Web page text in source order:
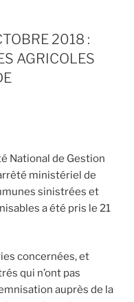
2018 :
AGRICOLES
National de Gestion
ministériel de
sinistrées et
a été pris le 21
concernées, et
qui n’ont pas
auprès de la